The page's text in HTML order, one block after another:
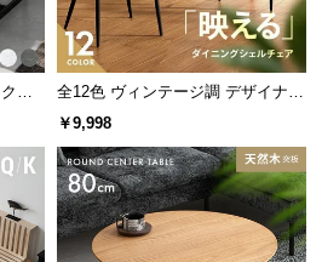
フ
掛
全12色 ヴィンテージ調 デザイナー
ズシェルチェア
￥9,998